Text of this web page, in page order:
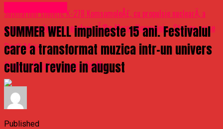
Submarinul sovietic K-278 KomsomoleÅ£, cu propulsie nuclearÄ, a
provocat un dezastru ecologic Ã®n Marea Norvegiei – Stiri pe surse
Don't Miss
Alegerea Patutului pentru Cel Mic
SUMMER WELL implineste 15 ani. Festivalul
care a transformat muzica intr-un univers
cultural revine in august
Published